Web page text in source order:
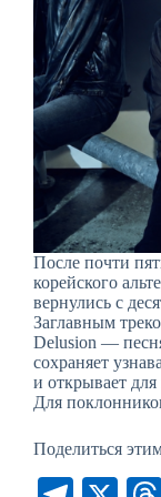
После почти
корейского
вернулись с
Заглавным
Delusion —
сохраняет
и открывает
Для
Поделиться